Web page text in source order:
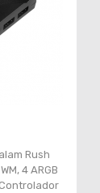
Rush
4 ARGB